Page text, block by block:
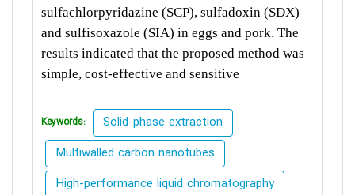
sulfachlorpyridazine (SCP), sulfadoxin (SDX)
and sulfisoxazole (SIA) in eggs and pork. The
results indicated that the proposed method was
simple, cost-effective and sensitive
Keywords:
Solid-phase extraction
Multiwalled carbon nanotubes
High-performance liquid chromatography